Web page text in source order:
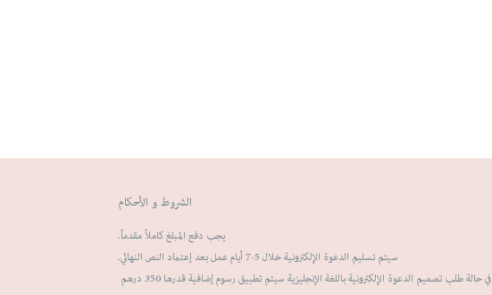
الشروط و الأحكام
يجب دفع المبلغ كاملاً مقدماً.
سيتم تسليم الدعوة الإلكترونية خلال 5-7 أيام عمل بعد إعتماد النص النهائي.
في حالة طلب تصميم الدعوة الإلكترونية باللغة الإنجليزية سيتم تطبيق رسوم إضافية قدرها 350 درهم